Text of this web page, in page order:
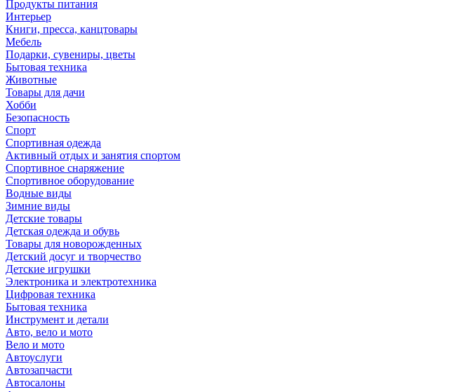
Продукты питания
Интерьер
Книги, пресса, канцтовары
Мебель
Подарки, сувениры, цветы
Бытовая техника
Животные
Товары для дачи
Хобби
Безопасность
Спорт
Спортивная одежда
Активный отдых и занятия спортом
Спортивное снаряжение
Спортивное оборудование
Водные виды
Зимние виды
Детские товары
Детская одежда и обувь
Товары для новорожденных
Детский досуг и творчество
Детские игрушки
Электроника и электротехника
Цифровая техника
Бытовая техника
Инструмент и детали
Авто, вело и мото
Вело и мото
Автоуслуги
Автозапчасти
Автосалоны